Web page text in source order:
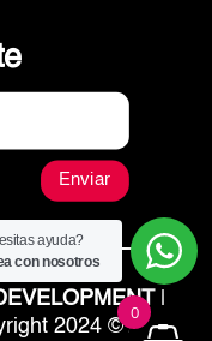
Enviar
2024 © All
ayuda?
con nosotros
0